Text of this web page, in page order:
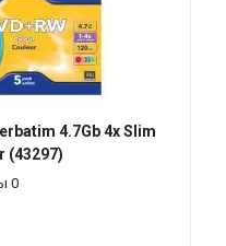
4.7Gb 4x Slim
(43297)
0